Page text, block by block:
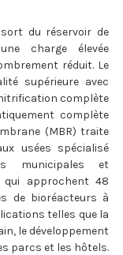
du réservoir de
charge élevée
réduit. Le
supérieure avec
complète
complète
(MBR) traite
usées spécialisé
municipales et
approchent 48
de bioréacteurs à
telles que la
le développement
parcs et les hôtels.